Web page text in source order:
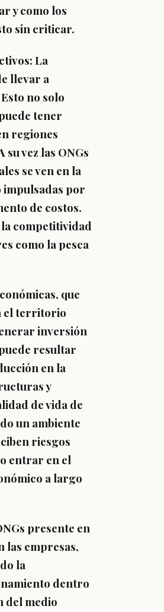
y como los
sin criticar.
: La
llevar a
no solo
tener
regiones
vez las ONGs
se ven en la
impulsadas por
de costos.
competitividad
como la pesca
, que
el territorio
inversión
resultar
en la
y
de vida de
un ambiente
riesgos
entrar en el
a largo
presente en
las empresas,
la
dentro
del medio